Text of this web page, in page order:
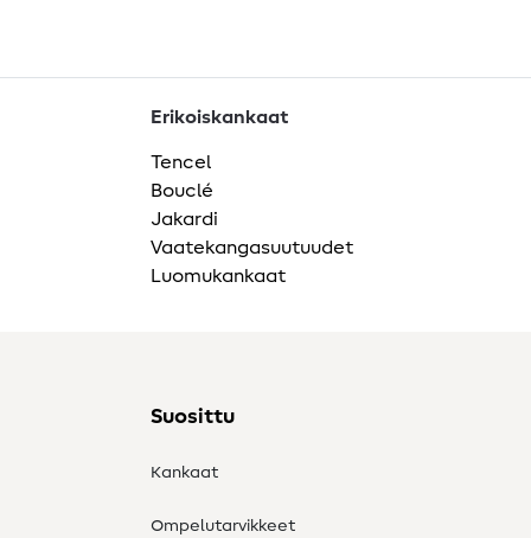
Erikoiskankaat
Tencel
Bouclé
Jakardi
Vaatekangasuutuudet
Luomukankaat
Suosittu
Kankaat
Ompelutarvikkeet